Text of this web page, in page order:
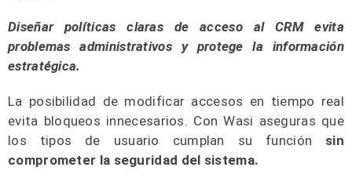
Diseñar políticas claras de acceso al CRM evita
problemas administrativos y protege la información
estratégica.
La posibilidad de modificar accesos en tiempo real
evita bloqueos innecesarios. Con Wasi aseguras que
los tipos de usuario cumplan su función sin
comprometer la seguridad del sistema.